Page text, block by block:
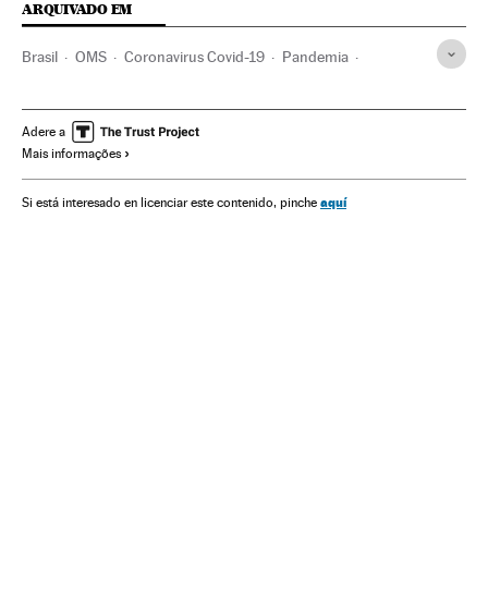
ARQUIVADO EM
Brasil OMS Coronavirus Covid-19 Pandemia
Ministério Saúde Cloroquina
Adere a
Mais informações
Si está interesado en licenciar este contenido, pinche aquí